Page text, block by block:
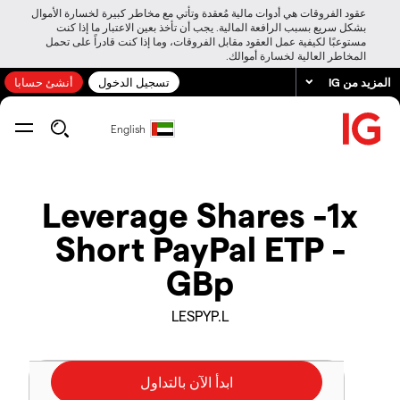
عقود الفروقات هي أدوات مالية مُعقدة وتأتي مع مخاطر كبيرة لخسارة الأموال
بشكل سريع بسبب الرافعة المالية. يجب أن تأخذ بعين الاعتبار ما إذا كنت
مستوعبًا لكيفية عمل العقود مقابل الفروقات، وما إذا كنت قادراً على تحمل
المخاطر العالية لخسارة أموالك.
المزيد من IG تسجيل الدخول أنشئ حسابا
English
Leverage Shares -1x
Short PayPal ETP -
GBp
LESPYP.L